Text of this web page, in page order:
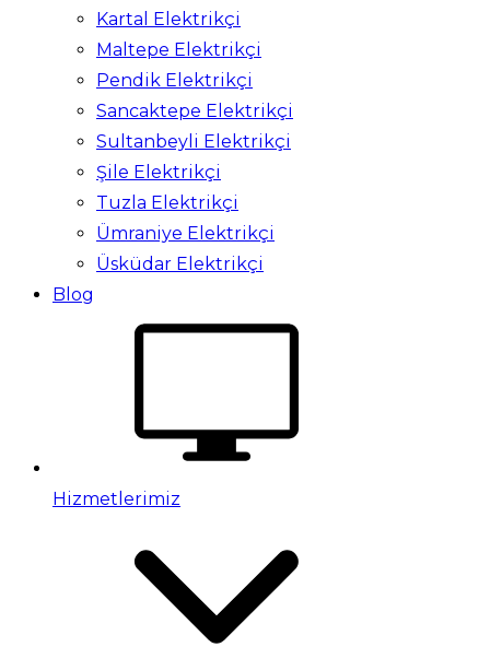
Kartal Elektrikçi
Maltepe Elektrikçi
Pendik Elektrikçi
Sancaktepe Elektrikçi
Sultanbeyli Elektrikçi
Şile Elektrikçi
Tuzla Elektrikçi
Ümraniye Elektrikçi
Üsküdar Elektrikçi
Blog
Hizmetlerimiz